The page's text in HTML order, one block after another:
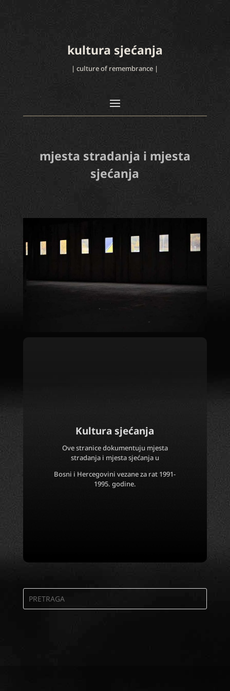
kultura sjećanja
| culture of remembrance |
mjesta stradanja i mjesta
sjećanja
Kultura sjećanja
Ove stranice dokumentuju mjesta
stradanja i mjesta sjećanja u
Bosni i Hercegovini vezane za rat 1991-
1995. godine.